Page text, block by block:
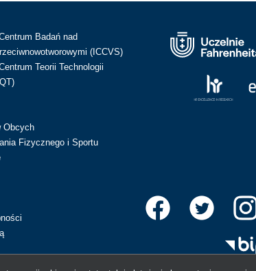
Badań nad
(ICCVS)
Teorii Technologii
Obcych
Fizycznego i Sportu